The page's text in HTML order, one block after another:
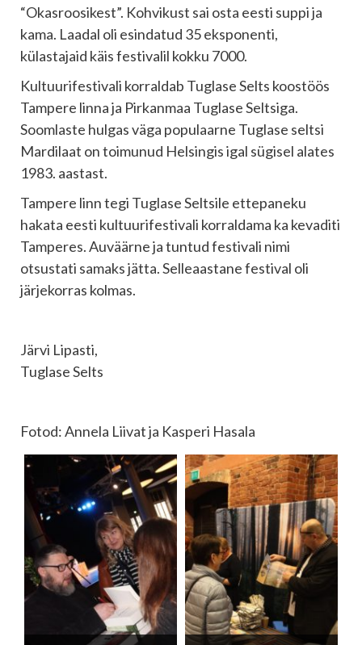
“Okasroosikest”. Kohvikust sai osta eesti suppi ja
kama. Laadal oli esindatud 35 eksponenti,
külastajaid käis festivalil kokku 7000.
Kultuurifestivali korraldab Tuglase Selts koostöös
Tampere linna ja Pirkanmaa Tuglase Seltsiga.
Soomlaste hulgas väga populaarne Tuglase seltsi
Mardilaat on toimunud Helsingis igal sügisel alates
1983. aastast.
Tampere linn tegi Tuglase Seltsile ettepaneku
hakata eesti kultuurifestivali korraldama ka kevaditi
Tamperes. Auväärne ja tuntud festivali nimi
otsustati samaks jätta. Selleaastane festival oli
järjekorras kolmas.
Järvi Lipasti,
Tuglase Selts
Fotod: Annela Liivat ja Kasperi Hasala